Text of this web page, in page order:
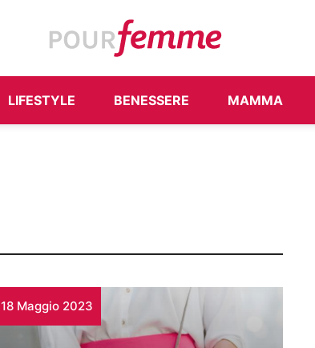
LIFESTYLE BENESSERE MAMMA
18 Maggio 2023